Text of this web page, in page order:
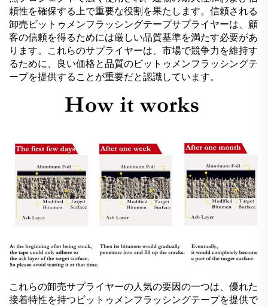
頼性を確保する上で重要な役割を果たします。信頼される
卸売ビットゥメンフラッシングテープサプライヤーは、顧
客の信頼を得るためには厳しい品質基準を満たす必要があ
ります。これらのサプライヤーは、市場で競争力を維持す
るために、良い価格と品質のビットゥメンフラッシングテ
ープを提供することが重要だと認識しています。
これらの卸売サプライヤーの人気の要因の一つは、優れた
接着特性を持つビットゥメンフラッシングテープを提供で